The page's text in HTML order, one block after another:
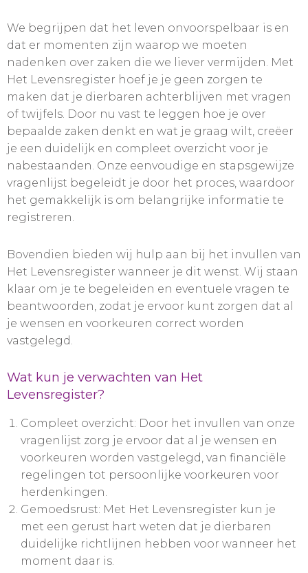
We begrijpen dat het leven onvoorspelbaar is en
dat er momenten zijn waarop we moeten
nadenken over zaken die we liever vermijden. Met
Het Levensregister hoef je je geen zorgen te
maken dat je dierbaren achterblijven met vragen
of twijfels. Door nu vast te leggen hoe je over
bepaalde zaken denkt en wat je graag wilt, creëer
je een duidelijk en compleet overzicht voor je
nabestaanden. Onze eenvoudige en stapsgewijze
vragenlijst begeleidt je door het proces, waardoor
het gemakkelijk is om belangrijke informatie te
registreren.
Bovendien bieden wij hulp aan bij het invullen van
Het Levensregister wanneer je dit wenst. Wij staan
klaar om je te begeleiden en eventuele vragen te
beantwoorden, zodat je ervoor kunt zorgen dat al
je wensen en voorkeuren correct worden
vastgelegd.
Wat kun je verwachten van Het
Levensregister?
Compleet overzicht: Door het invullen van onze
vragenlijst zorg je ervoor dat al je wensen en
voorkeuren worden vastgelegd, van financiële
regelingen tot persoonlijke voorkeuren voor
herdenkingen.
Gemoedsrust: Met Het Levensregister kun je
met een gerust hart weten dat je dierbaren
duidelijke richtlijnen hebben voor wanneer het
moment daar is.